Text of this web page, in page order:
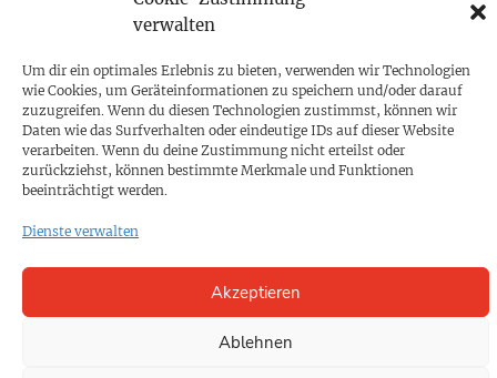
verwalten
Um dir ein optimales Erlebnis zu bieten, verwenden wir Technologien
wie Cookies, um Geräteinformationen zu speichern und/oder darauf
zuzugreifen. Wenn du diesen Technologien zustimmst, können wir
Daten wie das Surfverhalten oder eindeutige IDs auf dieser Website
verarbeiten. Wenn du deine Zustimmung nicht erteilst oder
zurückziehst, können bestimmte Merkmale und Funktionen
beeinträchtigt werden.
Dienste verwalten
Akzeptieren
Ablehnen
PROKOMPAKT
Impressum
SPENDEN
Datenschutz
KONTAKT